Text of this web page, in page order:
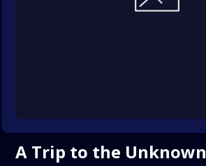
A Trip to the Unknown